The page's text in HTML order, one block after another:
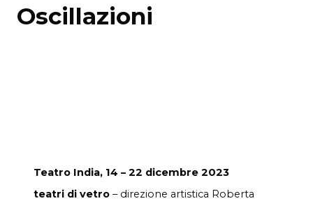
Oscillazioni
Teatro India, 14 – 22 dicembre 2023
teatri di vetro – direzione artistica Roberta